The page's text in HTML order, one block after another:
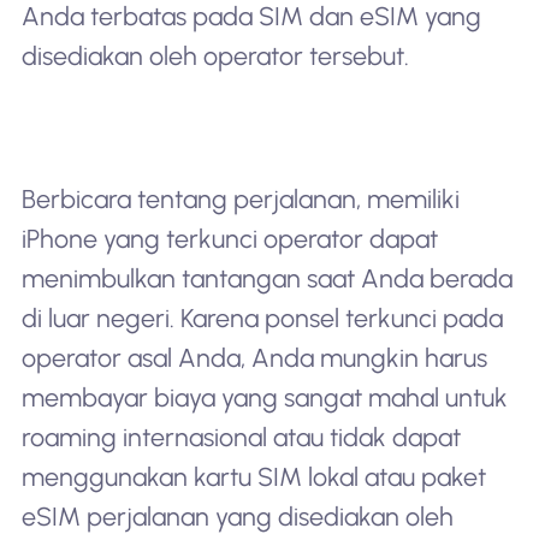
Anda terbatas pada SIM dan eSIM yang
disediakan oleh operator tersebut.
Berbicara tentang perjalanan, memiliki
iPhone yang terkunci operator dapat
menimbulkan tantangan saat Anda berada
di luar negeri. Karena ponsel terkunci pada
operator asal Anda, Anda mungkin harus
membayar biaya yang sangat mahal untuk
roaming internasional atau tidak dapat
menggunakan kartu SIM lokal atau paket
eSIM perjalanan yang disediakan oleh